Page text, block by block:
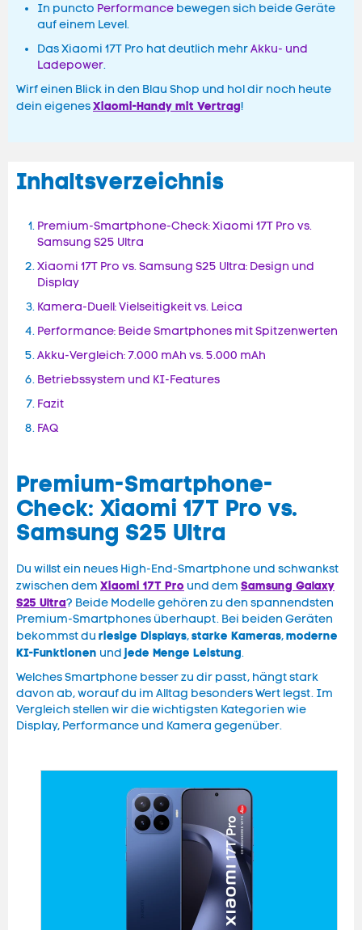
In puncto Performance bewegen sich beide Geräte
auf einem Level.
Das Xiaomi 17T Pro hat deutlich mehrAkku- und
Ladepower.
Wirf einen Blick in den Blau Shop und hol dir noch heute
dein eigenesXiaomi-Handy mit Vertrag!
Inhaltsverzeichnis
Premium-Smartphone-Check: Xiaomi 17T Pro vs.
Samsung S25 Ultra
Xiaomi 17T Pro vs. Samsung S25 Ultra: Design und
Display
Kamera-Duell: Vielseitigkeit vs. Leica
Performance: Beide Smartphones mit Spitzenwerten
Akku-Vergleich: 7.000 mAh vs. 5.000 mAh
Betriebssystem und KI-Features
Fazit
FAQ
Premium-Smartphone-
Check: Xiaomi 17T Pro vs.
Samsung S25 Ultra
Du willst ein neues High-End-Smartphone und schwankst
zwischen dem Xiaomi 17T Pro und dem Samsung Galaxy
S25 Ultra? Beide Modelle gehören zu den spannendsten
Premium-Smartphones überhaupt. Bei beiden Geräten
bekommst du riesige Displays,starke Kameras,moderne
KI-Funktionen und jede Menge Leistung.
Welches Smartphone besser zu dir passt, hängt stark
davon ab, worauf du im Alltag besonders Wert legst. Im
Vergleich stellen wir die wichtigsten Kategorien wie
Display, Performance und Kamera gegenüber.